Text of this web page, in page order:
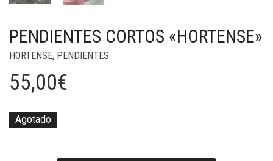
PENDIENTES CORTOS «HORTENSE»
HORTENSE, PENDIENTES
55,00€
Agotado